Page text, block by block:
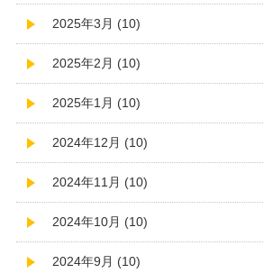
2025年3月 (10)
2025年2月 (10)
2025年1月 (10)
2024年12月 (10)
2024年11月 (10)
2024年10月 (10)
2024年9月 (10)